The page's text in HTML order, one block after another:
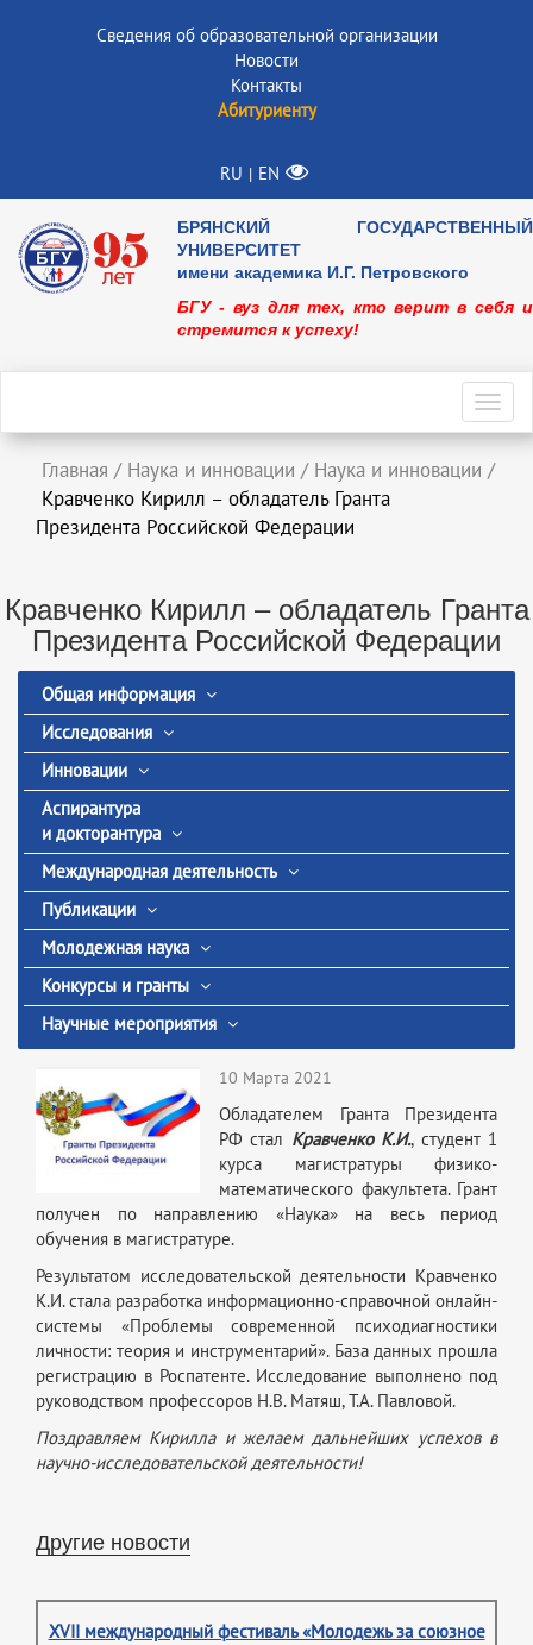
Сведения об образовательной организации
Новости
Контакты
Абитуриенту
RU | EN
БРЯНСКИЙ ГОСУДАРСТВЕННЫЙ
УНИВЕРСИТЕТ
имени академика И.Г. Петровского
БГУ - вуз для тех, кто верит в себя и
стремится к успеху!
Главная / Наука и инновации / Наука и инновации /
Кравченко Кирилл – обладатель Гранта
Президента Российской Федерации
Кравченко Кирилл – обладатель Гранта
Президента Российской Федерации
Общая информация
Исследования
Инновации
Аспирантура
и докторантура
Международная деятельность
Публикации
Молодежная наука
Конкурсы и гранты
Научные мероприятия
10 Марта 2021
Обладателем Гранта Президента
РФ стал Кравченко К.И., студент 1
курса магистратуры физико-
математического факультета. Грант
получен по направлению «Наука» на весь период
обучения в магистратуре.
Результатом исследовательской деятельности Кравченко
К.И. стала разработка информационно-справочной онлайн-
системы «Проблемы современной психодиагностики
личности: теория и инструментарий». База данных прошла
регистрацию в Роспатенте. Исследование выполнено под
руководством профессоров Н.В. Матяш, Т.А. Павловой.
Поздравляем Кирилла и желаем дальнейших успехов в
научно-исследовательской деятельности!
Другие новости
XVII международный фестиваль «Молодежь за союзное